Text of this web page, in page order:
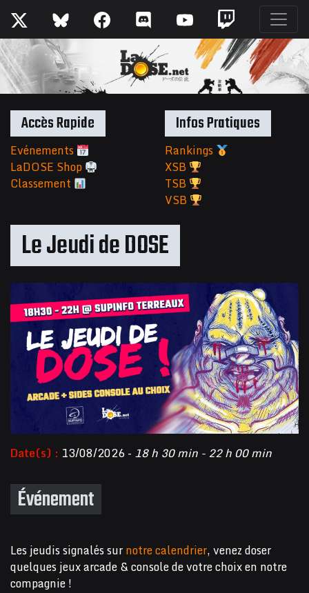
Le Jeudi de DOSE
Date(s) : 13/08/2026 - 18 h 30 min - 22 h 00 min
Événement
Les jeudis signalés surnotre calendrier, venez doser
quelques jeux arcade & console de votre choix en notre
compagnie !
Accès Rapide
Evénements
LaDOSE Shop
Classement
Infos Pratiques
Rankings
XSB
TSB
VSB